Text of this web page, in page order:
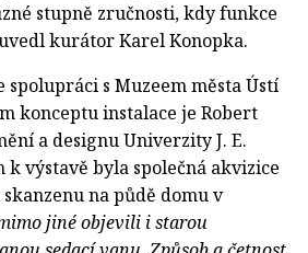
stupně zručnosti, kdy funkce
kurátor Karel Konopka.
spolupráci s Muzeem města Ústí
konceptu instalace je Robert
a designu Univerzity J. E.
výstavě byla společná akvizice
na půdě domu v
jiné objevili i starou